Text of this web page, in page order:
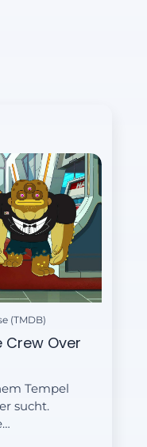
(TMDB)
Crew Over
Tempel
sucht.
einem